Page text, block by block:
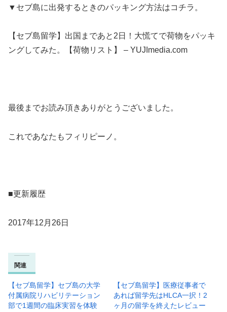
▼セブ島に出発するときのパッキング方法はコチラ。
【セブ島留学】出国まであと2日！大慌てで荷物をパッキ
ングしてみた。【荷物リスト】 – YUJImedia.com
最後までお読み頂きありがとうございました。
これであなたもフィリピーノ。
■更新履歴
2017年12月26日
関連
【セブ島留学】セブ島の大学
付属病院リハビリテーション
部で1週間の臨床実習を体験
【セブ島留学】医療従事者で
あれば留学先はHLCA一択！2
ヶ月の留学を終えたレビュー